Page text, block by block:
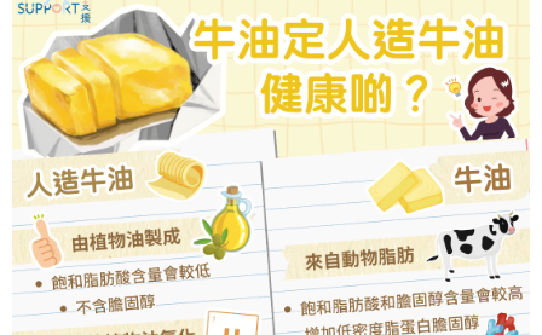
Let's take a break!
Tips and Resources